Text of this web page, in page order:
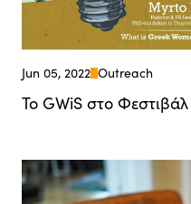
Jun 05, 2022 Outreach
Το GWiS στο